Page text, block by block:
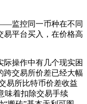
监控同一币种在不同
易平台买入，在价格高
际操作中有几个现实困
跨交易所价差已经大幅
易所比特币价差收益
味着扣除交易手续